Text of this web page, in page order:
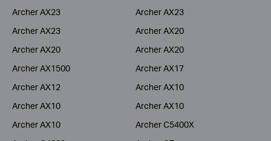
Archer AX23
Archer AX23
Archer AX23
Archer AX20
Archer AX20
Archer AX20
Archer AX1500
Archer AX17
Archer AX12
Archer AX10
Archer AX10
Archer AX10
Archer AX10
Archer C5400X